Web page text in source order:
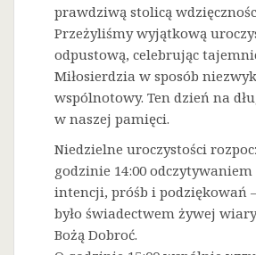
prawdziwą stolicą
Przeżyliśmy wyjątkową
odpustową, celebrując
Miłosierdzia w sposób
wspólnotowy. Ten dzień na
w naszej pamięci.
Niedzielne uroczystości
godzinie 14:00
intencji, próśb i podziękowań
było świadectwem żywej
Bożą Dobroć.